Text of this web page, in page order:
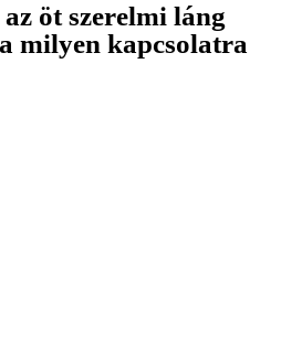
öt szerelmi láng
milyen kapcsolatra